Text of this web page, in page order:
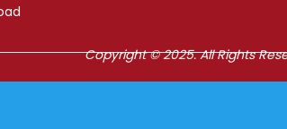
Copyright © 2025. All Rights